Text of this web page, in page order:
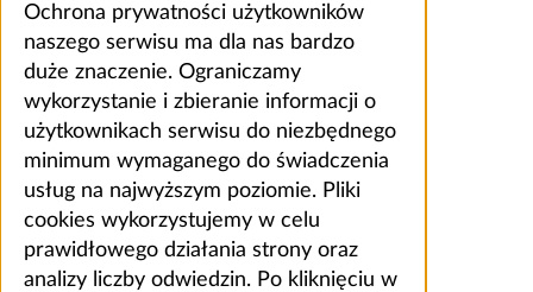
Ochrona prywatności użytkowników
naszego serwisu ma dla nas bardzo
duże znaczenie. Ograniczamy
wykorzystanie i zbieranie informacji o
użytkownikach serwisu do niezbędnego
minimum wymaganego do świadczenia
usług na najwyższym poziomie. Pliki
cookies wykorzystujemy w celu
prawidłowego działania strony oraz
analizy liczby odwiedzin. Po kliknięciu w